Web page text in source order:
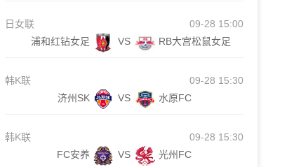
日女联
09-28 15:00
浦和红钻女足
VS RB大宫松鼠女足
韩K联
09-28 15:30
济州SK
VS 水原FC
韩K联
09-28 15:30
FC安养
VS 光州FC